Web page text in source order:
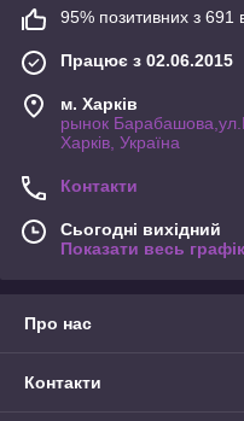
95% позитивних з 691
Працює з 02.06.2015
м. Харків
рынок
Харків, Україна
Контакти
Сьогодні вихідний
Показати весь
Про нас
Контакти